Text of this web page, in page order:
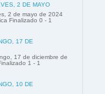
2 DE MAYO
2 de mayo de 2024
Finalizado 0 - 1
17 DE
17 de diciembre de
1 - 1
10 DE